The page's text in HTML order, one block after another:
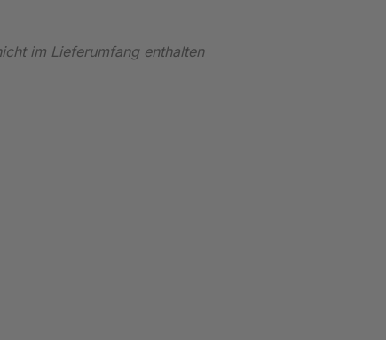
im Lieferumfang enthalten